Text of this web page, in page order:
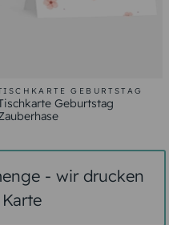
GEBURTSTAG
Geburtstag
- wir drucken